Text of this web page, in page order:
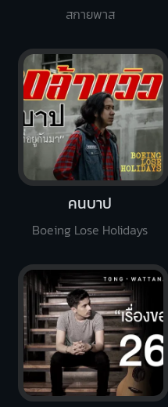
สกายพาส
คนบาป
Boeing Lose Holidays